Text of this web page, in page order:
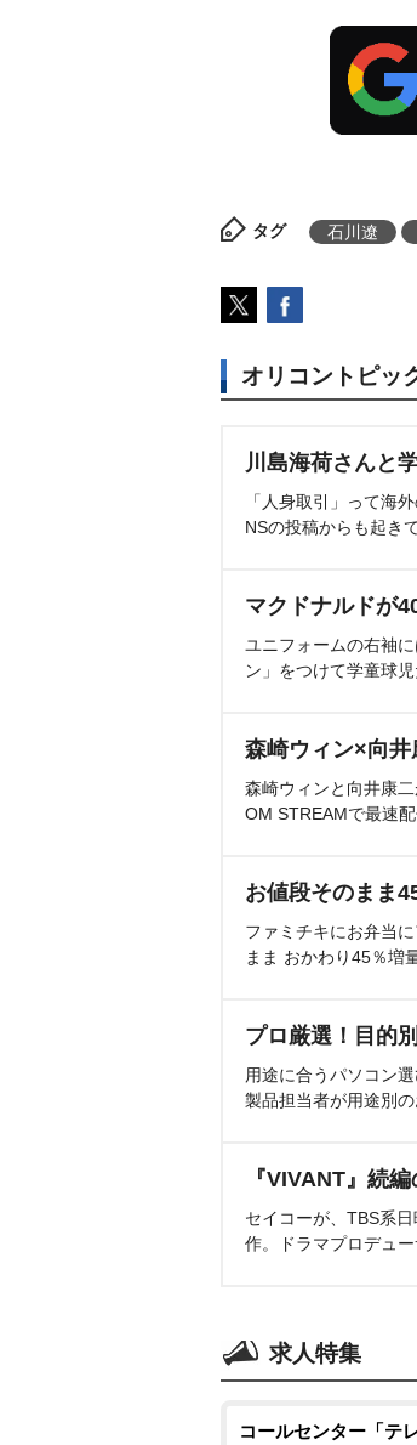
タグ 石川遼
オリコントピッ
川島海荷さんと
「人身取引」って海
NSの投稿からも起き
マクドナルドが
ユニフォームの右袖
ン」をつけて学童球
森崎ウィン×向井
森崎ウィンと向井康
OM STREAMで最速
お値段そのまま
ファミチキにお弁当
まま おかわり45％増
プロ厳選！目的
用途に合うパソコン
製品担当者が用途別
『VIVANT』続
セイコーが、TBS系
作。ドラマプロデュ
求人特集
コールセンター「テ